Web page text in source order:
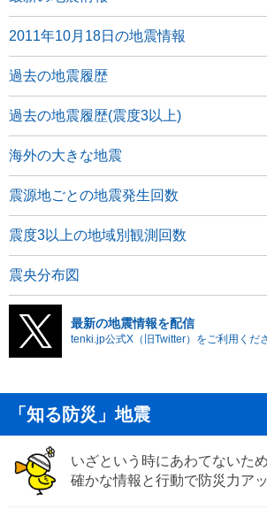
2011年10月18日の地震情報
過去の地震履歴
過去の地震履歴(震度3以上)
海外の大きな地震
震源地ごとの地震発生回数
震度3以上の地域別観測回数
震央分布図
最新の地震情報を配信
tenki.jp公式X（旧Twitter）をご利用くだ
「知る防災」地震
いざという時にあわてないた
確かな情報と行動で防災力ア